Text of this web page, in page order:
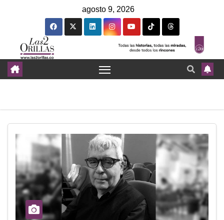
agosto 9, 2026